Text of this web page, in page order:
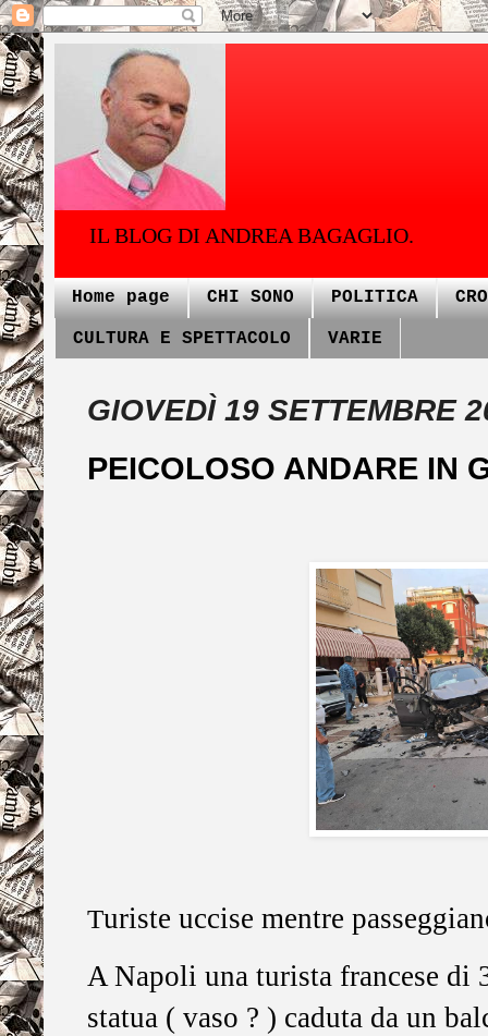
IL BLOG DI ANDREA BAGAGLIO.
Home page CHI SONO POLITICA
CULTURA E SPETTACOLO VARIE
GIOVEDÌ 19 SETTEMBRE
PEICOLOSO ANDARE IN
Turiste uccise mentre
A Napoli una turista francese di
statua ( vaso ? ) caduta da un